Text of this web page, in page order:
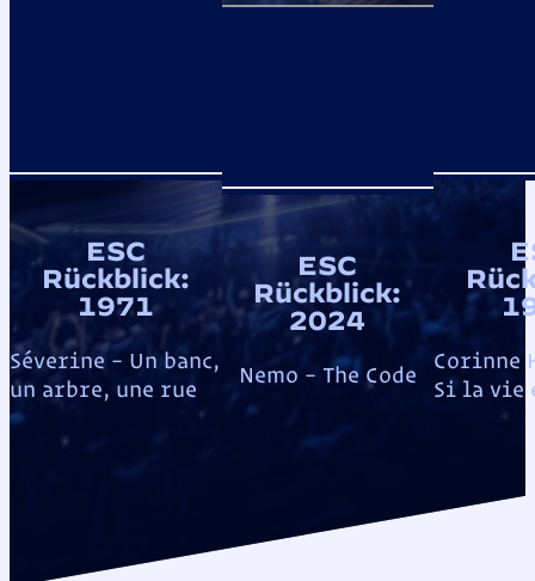
ESC
Rückblick:
1971
Séverine – Un banc,
un arbre, une rue
ESC
Rückblick:
2024
Nemo – The Code
Corinne
Si la vie